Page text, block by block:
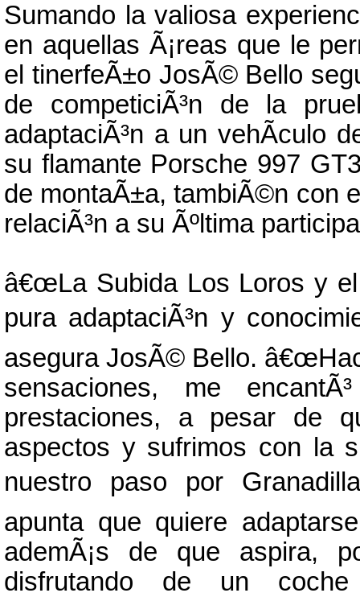
Sumando la valiosa
en aquellas Ã¡reas que le
el tinerfeÃ±o JosÃ© Bello
de competiciÃ³n de la
adaptaciÃ³n a un vehÃ­culo
su flamante Porsche 997
de montaÃ±a, tambiÃ©n con
relaciÃ³n a su Ãºltima
â€œLa Subida Los Loros y
pura adaptaciÃ³n y
asegura JosÃ© Bello.
sensaciones, me
prestaciones, a pesar de
aspectos y sufrimos con la
nuestro paso por
apunta que quiere
ademÃ¡s de que aspira,
disfrutando de un